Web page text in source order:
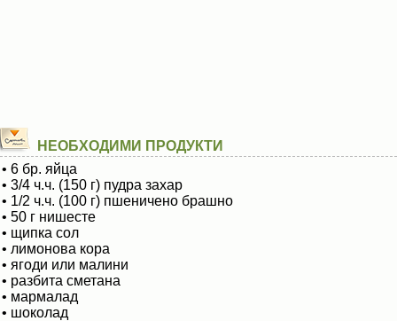
НЕОБХОДИМИ ПРОДУКТИ
• 6 бр. яйца
• 3/4 ч.ч. (150 г) пудра захар
• 1/2 ч.ч. (100 г) пшеничено брашно
• 50 г нишесте
• щипка сол
• лимонова кора
• ягоди или малини
• разбита сметана
• мармалад
• шоколад